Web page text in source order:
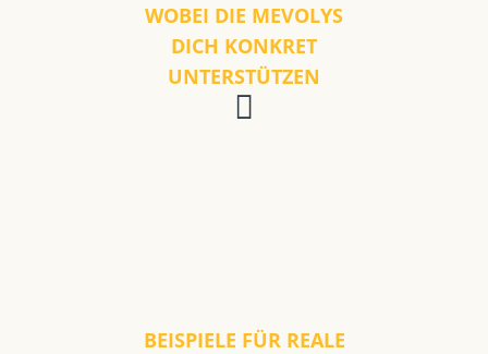
WOBEI DIE MEVOLYS
DICH KONKRET
UNTERSTÜTZEN
BEISPIELE FÜR REALE